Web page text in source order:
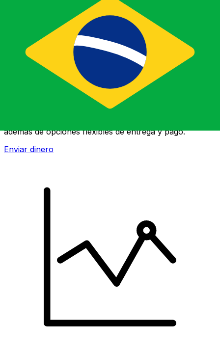
Transferencias de dinero internacionales Xe
Envíe dinero en línea de forma rápida, segura y fácil.
además de opciones flexibles de entrega y pago.
Enviar dinero